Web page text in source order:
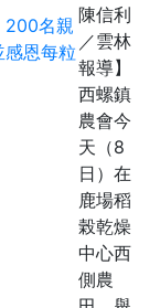
陳信利
／雲林
報導】
西螺鎮
農會今
天（8
日）在
鹿場稻
榖乾燥
中心西
側農